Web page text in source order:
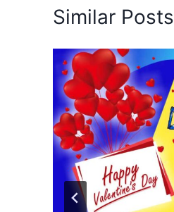
Similar Posts